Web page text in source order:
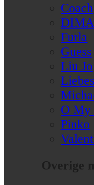
Coach
Furla
Guess
Liu Jo
O My
Pinko
Overige